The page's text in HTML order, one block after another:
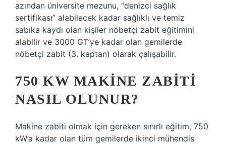
azından üniversite mezunu, “denizci sağlık
sertifikası” alabilecek kadar sağlıklı ve temiz
sabıka kaydı olan kişiler nöbetçi zabit eğitimini
alabilir ve 3000 GT’ye kadar olan gemilerde
nöbetçi zabit (3. kaptan) olarak çalışabilir.
750 KW MAKINE ZABITI
NASIL OLUNUR?
Makine zabiti olmak için gereken sınırlı eğitim, 750
kW’a kadar olan tüm gemilerde ikinci mühendis